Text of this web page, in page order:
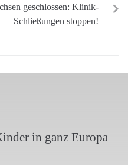
geschlossen: Klinik-
Schließungen stoppen!
in ganz Europa